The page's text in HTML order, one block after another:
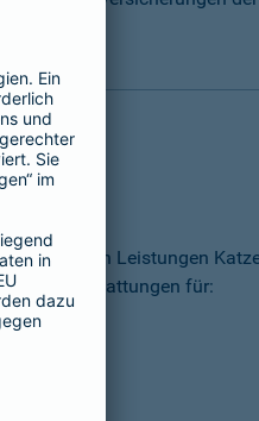
Von welchen Leistungen
Erstattungen für: